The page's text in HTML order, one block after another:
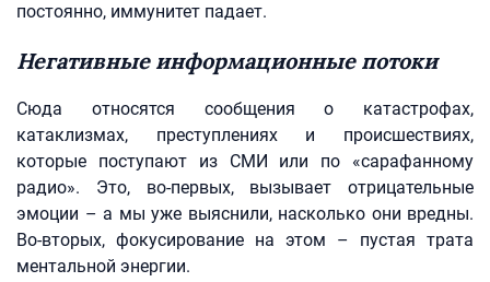
постоянно, иммунитет падает.
Негативные информационные потоки
Сюда относятся сообщения о катастрофах,
катаклизмах, преступлениях и происшествиях,
которые поступают из СМИ или по «сарафанному
радио». Это, во-первых, вызывает отрицательные
эмоции – а мы уже выяснили, насколько они вредны.
Во-вторых, фокусирование на этом – пустая трата
ментальной энергии.